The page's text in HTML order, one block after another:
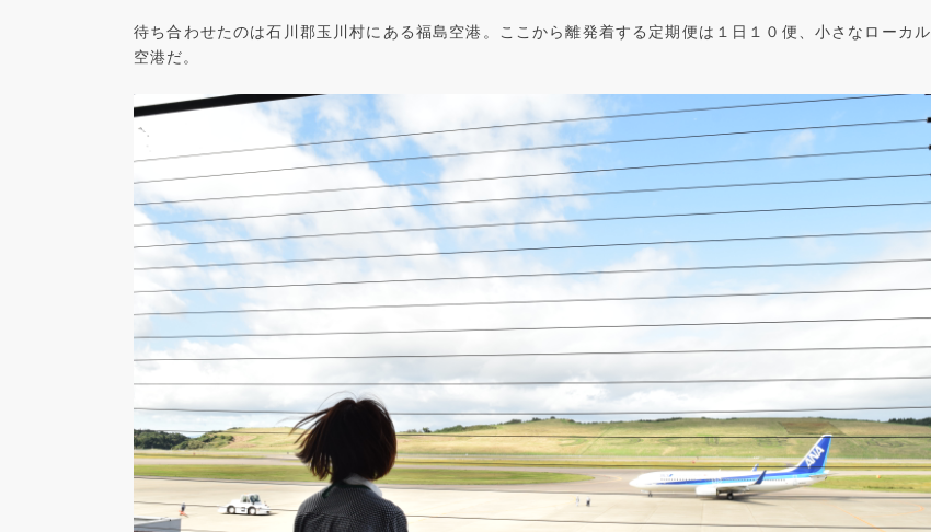
待ち合わせたのは石川郡玉川村にある福島空港。ここから離発着する定期便は１日１０便、小さなローカル
空港だ。